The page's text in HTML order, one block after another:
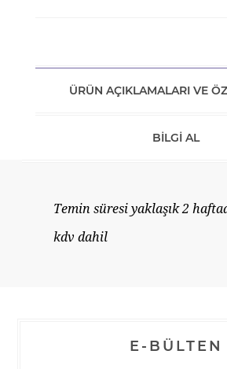
ÜRÜN AÇIKLAMALARI VE
BILGI AL
Temin süresi yaklaşık 2
kdv dahil
E-BÜLTEN